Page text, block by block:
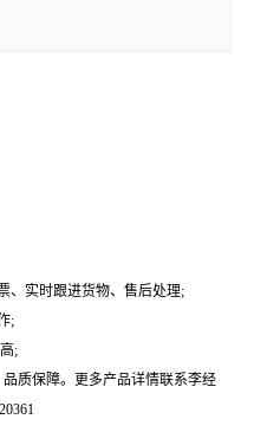
、实时跟进货物、售后处理;
;
;
质保障。更多产品详情联系李经